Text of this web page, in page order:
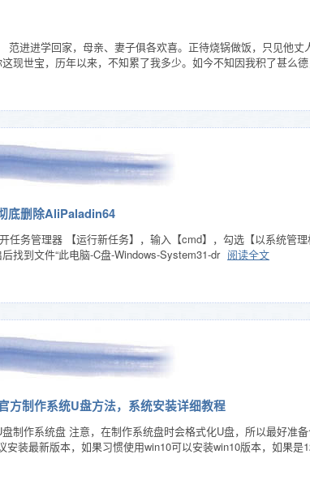
范进进学回家，母亲、妻子俱各欢喜。正待烧锅做饭，只见他
现世宝，历年以来，不知累了我多少。如今不知因我积了甚么
底删除AliPaladin64
任务管理器 【运行新任务】，输入【cmd】，勾选【以系统管
找到文件“此电脑-C盘-Windows-System31-dr 阅读全文
制作系统U盘方法，系统安装详细教程
制作系统盘 注意，在制作系统盘时会格式化U盘，所以最好准
安装最新版本，如果习惯使用win10可以安装win10版本，如果是
❄